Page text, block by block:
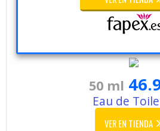
50 ml
Eau de
VER EN TIENDA